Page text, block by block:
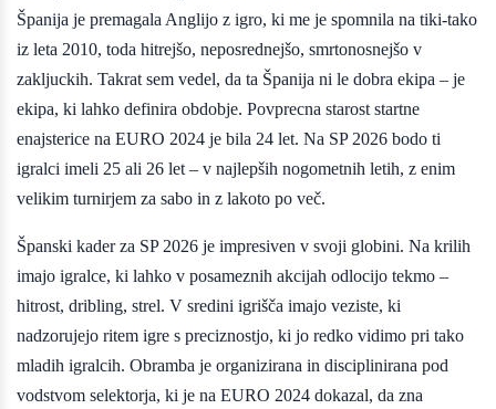
Španija je premagala Anglijo z igro, ki me je spomnila na tiki-tako
iz leta 2010, toda hitrejšo, neposrednejšo, smrtonosnejšo v
zakljuckih. Takrat sem vedel, da ta Španija ni le dobra ekipa – je
ekipa, ki lahko definira obdobje. Povprecna starost startne
enajsterice na EURO 2024 je bila 24 let. Na SP 2026 bodo ti
igralci imeli 25 ali 26 let – v najlepših nogometnih letih, z enim
velikim turnirjem za sabo in z lakoto po več.
Španski kader za SP 2026 je impresiven v svoji globini. Na krilih
imajo igralce, ki lahko v posameznih akcijah odlocijo tekmo –
hitrost, dribling, strel. V sredini igrišča imajo veziste, ki
nadzorujejo ritem igre s preciznostjo, ki jo redko vidimo pri tako
mladih igralcih. Obramba je organizirana in disciplinirana pod
vodstvom selektorja, ki je na EURO 2024 dokazal, da zna